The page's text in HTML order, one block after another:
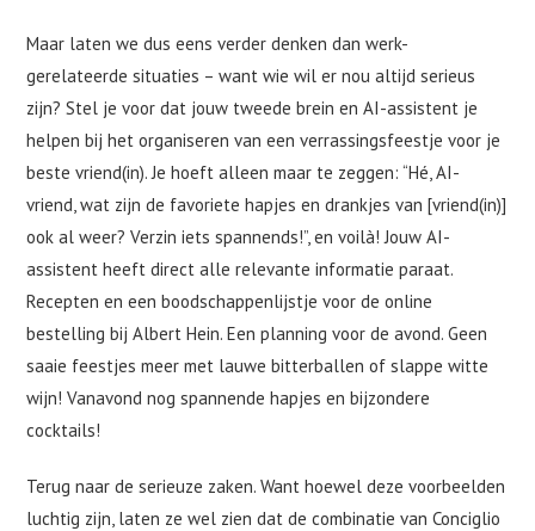
Maar laten we dus eens verder denken dan werk-
gerelateerde situaties – want wie wil er nou altijd serieus
zijn? Stel je voor dat jouw tweede brein en AI-assistent je
helpen bij het organiseren van een verrassingsfeestje voor je
beste vriend(in). Je hoeft alleen maar te zeggen: “Hé, AI-
vriend, wat zijn de favoriete hapjes en drankjes van [vriend(in)]
ook al weer? Verzin iets spannends!”, en voilà! Jouw AI-
assistent heeft direct alle relevante informatie paraat.
Recepten en een boodschappenlijstje voor de online
bestelling bij Albert Hein. Een planning voor de avond. Geen
saaie feestjes meer met lauwe bitterballen of slappe witte
wijn! Vanavond nog spannende hapjes en bijzondere
cocktails!
Terug naar de serieuze zaken. Want hoewel deze voorbeelden
luchtig zijn, laten ze wel zien dat de combinatie van Conciglio